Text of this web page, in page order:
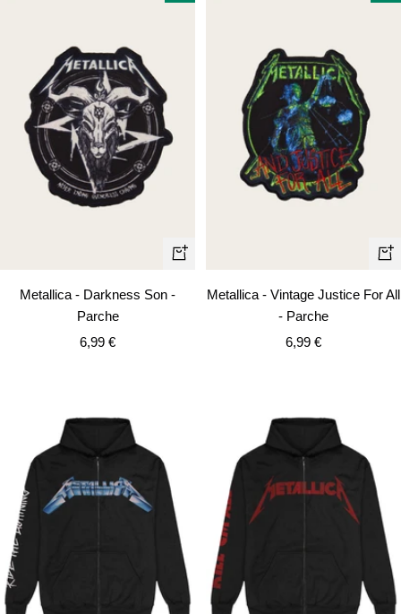
+
Metallica - Darkness Son -
Parche
Precio
6,99 €
+
Metallica - Vintage Justice For All
- Parche
Precio
6,99 €